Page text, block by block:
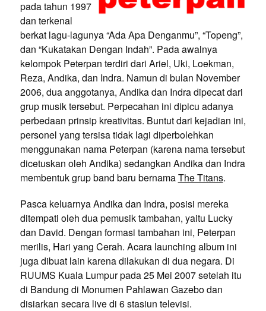
pada tahun 1997
dan terkenal
berkat lagu-lagunya “Ada Apa Denganmu”, “Topeng”,
dan “Kukatakan Dengan Indah”. Pada awalnya
kelompok Peterpan terdiri dari Ariel, Uki, Loekman,
Reza, Andika, dan Indra. Namun di bulan November
2006, dua anggotanya, Andika dan Indra dipecat dari
grup musik tersebut. Perpecahan ini dipicu adanya
perbedaan prinsip kreativitas. Buntut dari kejadian ini,
personel yang tersisa tidak lagi diperbolehkan
menggunakan nama Peterpan (karena nama tersebut
dicetuskan oleh Andika) sedangkan Andika dan Indra
membentuk grup band baru bernamaThe Titans.
Pasca keluarnya Andika dan Indra, posisi mereka
ditempati oleh dua pemusik tambahan, yaitu Lucky
dan David. Dengan formasi tambahan ini, Peterpan
merilis, Hari yang Cerah. Acara launching album ini
juga dibuat lain karena dilakukan di dua negara. Di
RUUMS Kuala Lumpur pada 25 Mei 2007 setelah itu
di Bandung di Monumen Pahlawan Gazebo dan
disiarkan secara live di 6 stasiun televisi.